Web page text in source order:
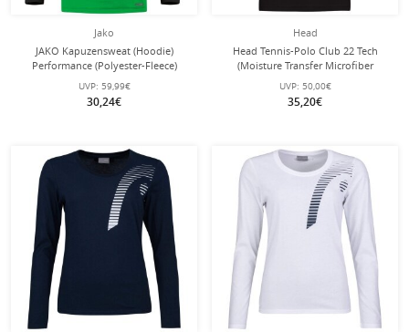
Jako
JAKO Kapuzensweat (Hoodie)
Performance (Polyester-Fleece)
grün/schwarz Damen
UVP: 59,99€
30,24€
Head
Head Tennis-Polo Club 22 Tech
(Moisture Transfer Microfiber
Technologie) schwarz Damen
UVP: 50,00€
35,20€